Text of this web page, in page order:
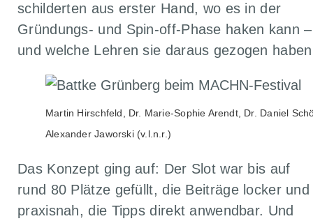
schilderten aus erster Hand, wo es in der
Gründungs- und Spin-off-Phase haken kann –
und welche Lehren sie daraus gezogen
Martin Hirschfeld, Dr. Marie-Sophie Arendt, Dr. Daniel
Alexander Jaworski (v.l.n.r.)
Das Konzept ging auf: Der Slot war bis auf
rund 80 Plätze gefüllt, die Beiträge locker und
praxisnah, die Tipps direkt anwendbar. Und